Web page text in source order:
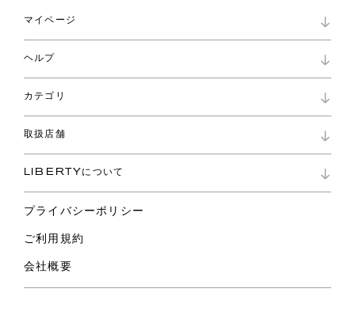
マイページ
ロイヤリティプログラム
パスワード再設定
ショッピングバッグ
ヘルプ
お問い合わせ
よくあるご質問
ご利用ガイド
カテゴリ
コレクション
ファブリックス
バッグ
スカーフ
ウェア
ライフスタイル
スペシャル
取扱店舗
リバティ・ファブリックス
LIBERTYについて
プライバシーポリシー
ご利用規約
会社概要